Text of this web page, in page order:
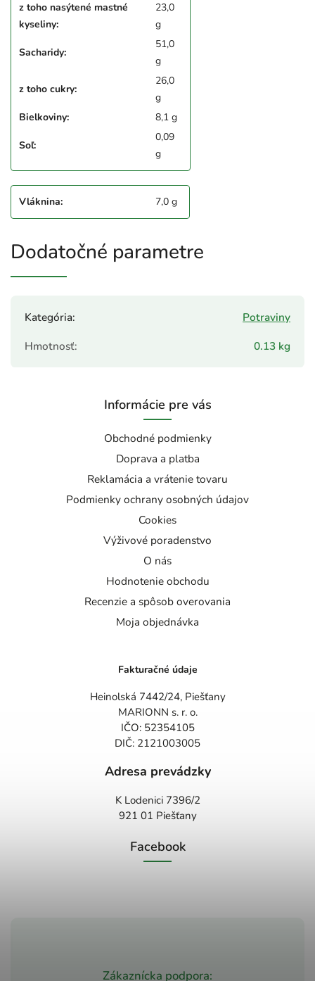
z toho nasýtené mastné
kyseliny:
23,0
g
Sacharidy:
51,0
g
z toho cukry:
26,0
g
Bielkoviny:
8,1 g
Soľ:
0,09
g
Vláknina: 7,0 g
Dodatočné parametre
Kategória:
Potraviny
Hmotnosť: 0.13 kg
Zákaznícka podpora:
Informácie pre vás
Obchodné podmienky
Doprava a platba
Reklamácia a vrátenie tovaru
Podmienky ochrany osobných údajov
Cookies
Výživové poradenstvo
O nás
Hodnotenie obchodu
Recenzie a spôsob overovania
Moja objednávka
Fakturačné údaje
Heinolská 7442/24, Piešťany
MARIONN s. r. o.
IČO: 52354105
DIČ: 2121003005
Adresa prevádzky
K Lodenici 7396/2
921 01 Piešťany
Facebook